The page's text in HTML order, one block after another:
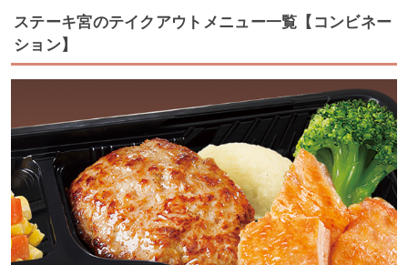
ステーキ宮のテイクアウトメニュー一覧【コンビネー
ション】